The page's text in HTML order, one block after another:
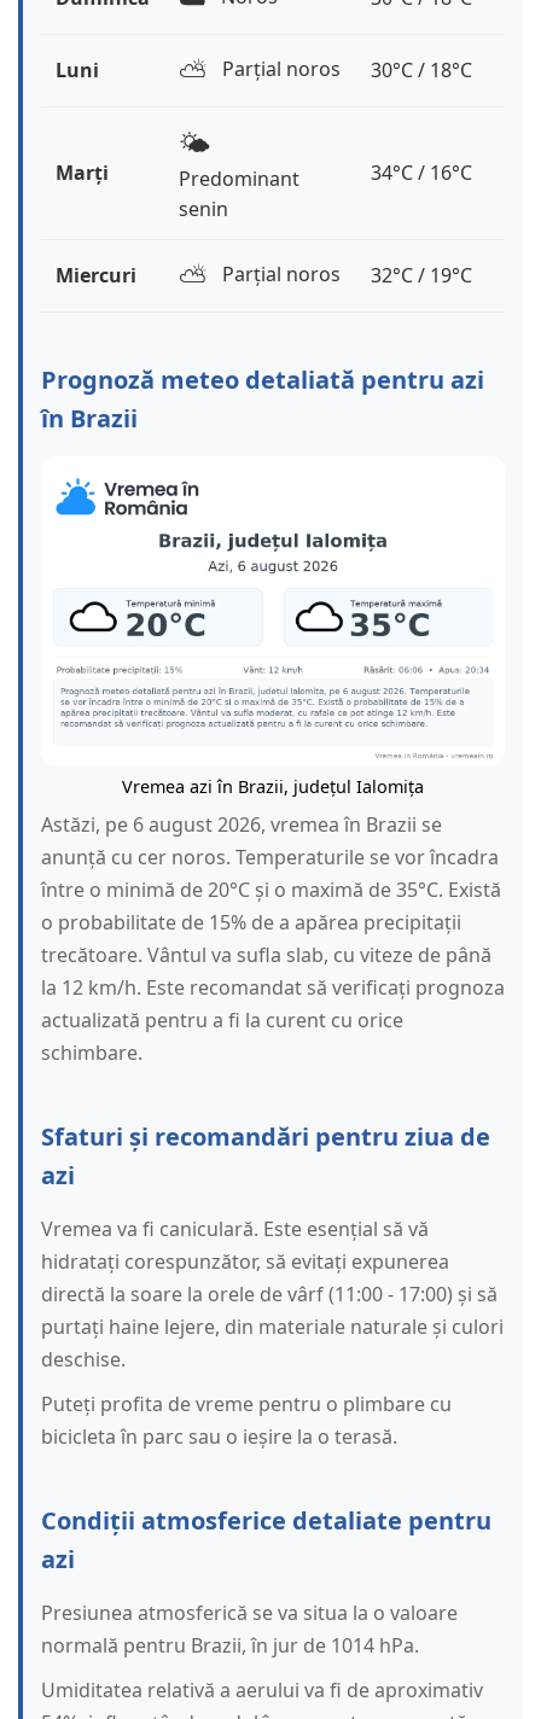
Luni ⛅️ Parțial noros 30°C / 18°C
Marți
🌤️
Predominant
senin
34°C / 16°C
Miercuri ⛅️ Parțial noros 32°C / 19°C
Prognoză meteo detaliată pentru azi
în Brazii
Vremea azi în Brazii, județul Ialomița
Astăzi, pe 6 august 2026, vremea în Brazii se
anunță cu cer noros. Temperaturile se vor încadra
între o minimă de 20°C și o maximă de 35°C. Există
o probabilitate de 15% de a apărea precipitații
trecătoare. Vântul va sufla slab, cu viteze de până
la 12 km/h. Este recomandat să verificați prognoza
actualizată pentru a fi la curent cu orice
schimbare.
Sfaturi și recomandări pentru ziua de
azi
Vremea va fi caniculară. Este esențial să vă
hidratați corespunzător, să evitați expunerea
directă la soare la orele de vârf (11:00 - 17:00) și să
purtați haine lejere, din materiale naturale și culori
deschise.
Puteți profita de vreme pentru o plimbare cu
bicicleta în parc sau o ieșire la o terasă.
Condiții atmosferice detaliate pentru
azi
Presiunea atmosferică se va situa la o valoare
normală pentru Brazii, în jur de 1014 hPa.
Umiditatea relativă a aerului va fi de aproximativ